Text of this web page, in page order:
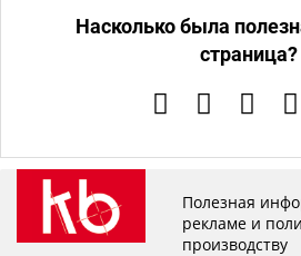
Насколько была
страница?
Полезная
рекламе и
производству